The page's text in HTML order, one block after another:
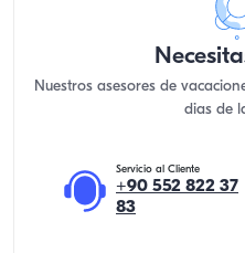
Nuestros asesores de
dias de
Servicio al Cliente
+90 552 822 37
83